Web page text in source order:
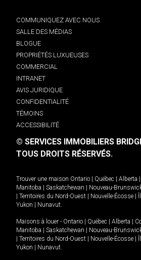
COMMUNIQUEZ AVEC NOUS
SALLE DES MÉDIAS
BLOGUE
PROPRIÉTÉS LUXUEUSES
COMMERCIAL
INTRANET
AVIS JURIDIQUE
CONFIDENTIALITÉ
TÉMOINS
ACCESSIBILITÉ
© SERVICES IMMOBILIERS
TOUS DROITS RÉSERVÉS.
Trouver une maison Ontario Québec Alberta
Manitoba
Saskatchewan Nouveau-
Territoires du Nord-Ouest Nouvelle-Écosse
Yukon
Nunavut.
Maisons à louer - Ontario Québec Alberta
Manitoba
Saskatchewan Nouveau-
Territoires du Nord-Ouest Nouvelle-Écosse
Yukon
Nunavut.